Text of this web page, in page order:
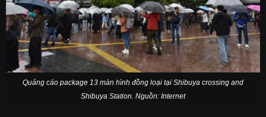
Quảng cáo package 13 màn hình đồng loại tại Shibuya crossing and
Shibuya Station. Nguồn: Internet